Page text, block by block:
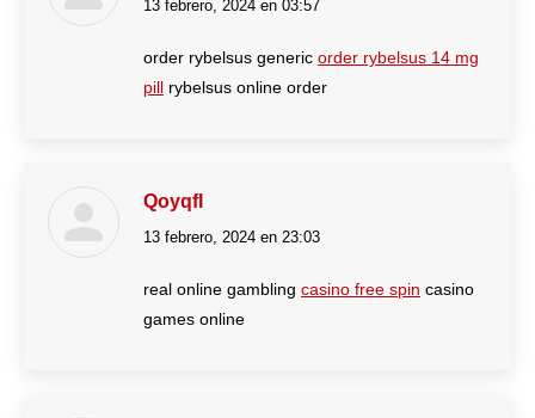
dice:
13 febrero, 2024 en 03:57
order rybelsus generic order rybelsus 14 mg
pill rybelsus online order
Qoyqfl
dice:
13 febrero, 2024 en 23:03
real online gambling casino free spin casino
games online